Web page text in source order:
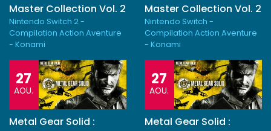
Master Collection Vol. 2
Nintendo Switch 2 -
Compilation Action Aventure
- Konami
Master Collection Vol. 2
Nintendo Switch -
Compilation Action Aventure
- Konami
27
AOU.
Metal Gear Solid :
27
AOU.
Metal Gear Solid :